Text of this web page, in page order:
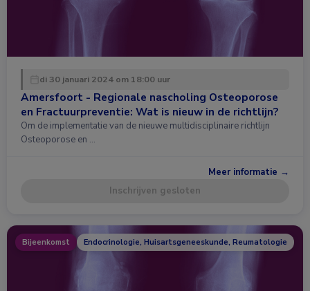
di 30 januari 2024 om 18:00 uur
Amersfoort - Regionale nascholing Osteoporose
en Fractuurpreventie: Wat is nieuw in de richtlijn?
Om de implementatie van de nieuwe multidisciplinaire richtlijn
Osteoporose en …
Meer informatie →
Inschrijven gesloten
Bijeenkomst Endocrinologie, Huisartsgeneeskunde, Reumatologie